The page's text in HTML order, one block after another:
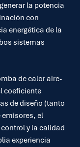
la potencia
con
energética de la
sistemas
de calor aire-
coeficiente
de diseño (tanto
el
y la calidad
experiencia